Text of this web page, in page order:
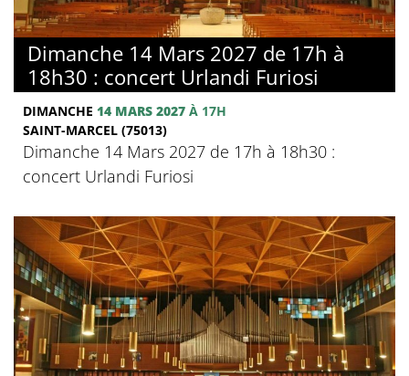
Dimanche 14 Mars 2027 de 17h à
18h30 : concert Urlandi Furiosi
DIMANCHE 14 MARS 2027 À 17H
SAINT-MARCEL (75013)
Dimanche 14 Mars 2027 de 17h à 18h30 :
concert Urlandi Furiosi